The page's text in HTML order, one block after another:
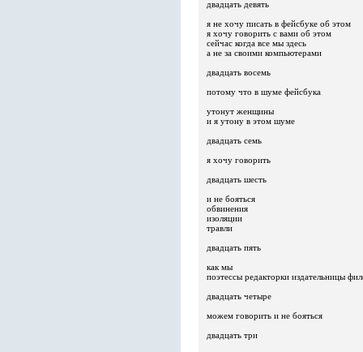
двадцать девять
я не хочу писать в фейсбуке об этом
я хочу говорить с вами об этом
сейчас когда все мы здесь
а не за своими компьютерами
двадцать восемь
потому что в шуме фейсбука
утонут женщины
и я утону в этом шуме
двадцать семь
я хочу говорить
двадцать шесть
и не бояться
обвинения
изоляции
травли
двадцать пять
как мы
поэтессы редакторки издательницы
двадцать четыре
можем говорить и не бояться
двадцать три